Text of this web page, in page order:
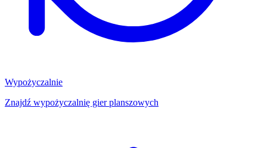
Wypożyczalnie
Znajdź wypożyczalnię gier planszowych